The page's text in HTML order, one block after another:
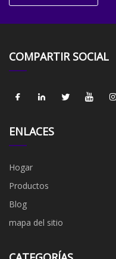
COMPARTIR SOCIAL
ENLACES
Hogar
Productos
Blog
mapa del sitio